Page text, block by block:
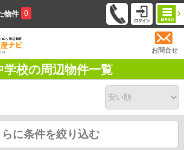
物件 0
お問合せ
学校の周辺物件一覧
らに条件を絞り込む